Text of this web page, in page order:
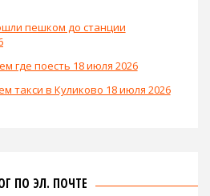
пешком до станции
где поесть 18 июля 2026
такси в Куликово 18 июля 2026
ПО ЭЛ. ПОЧТЕ